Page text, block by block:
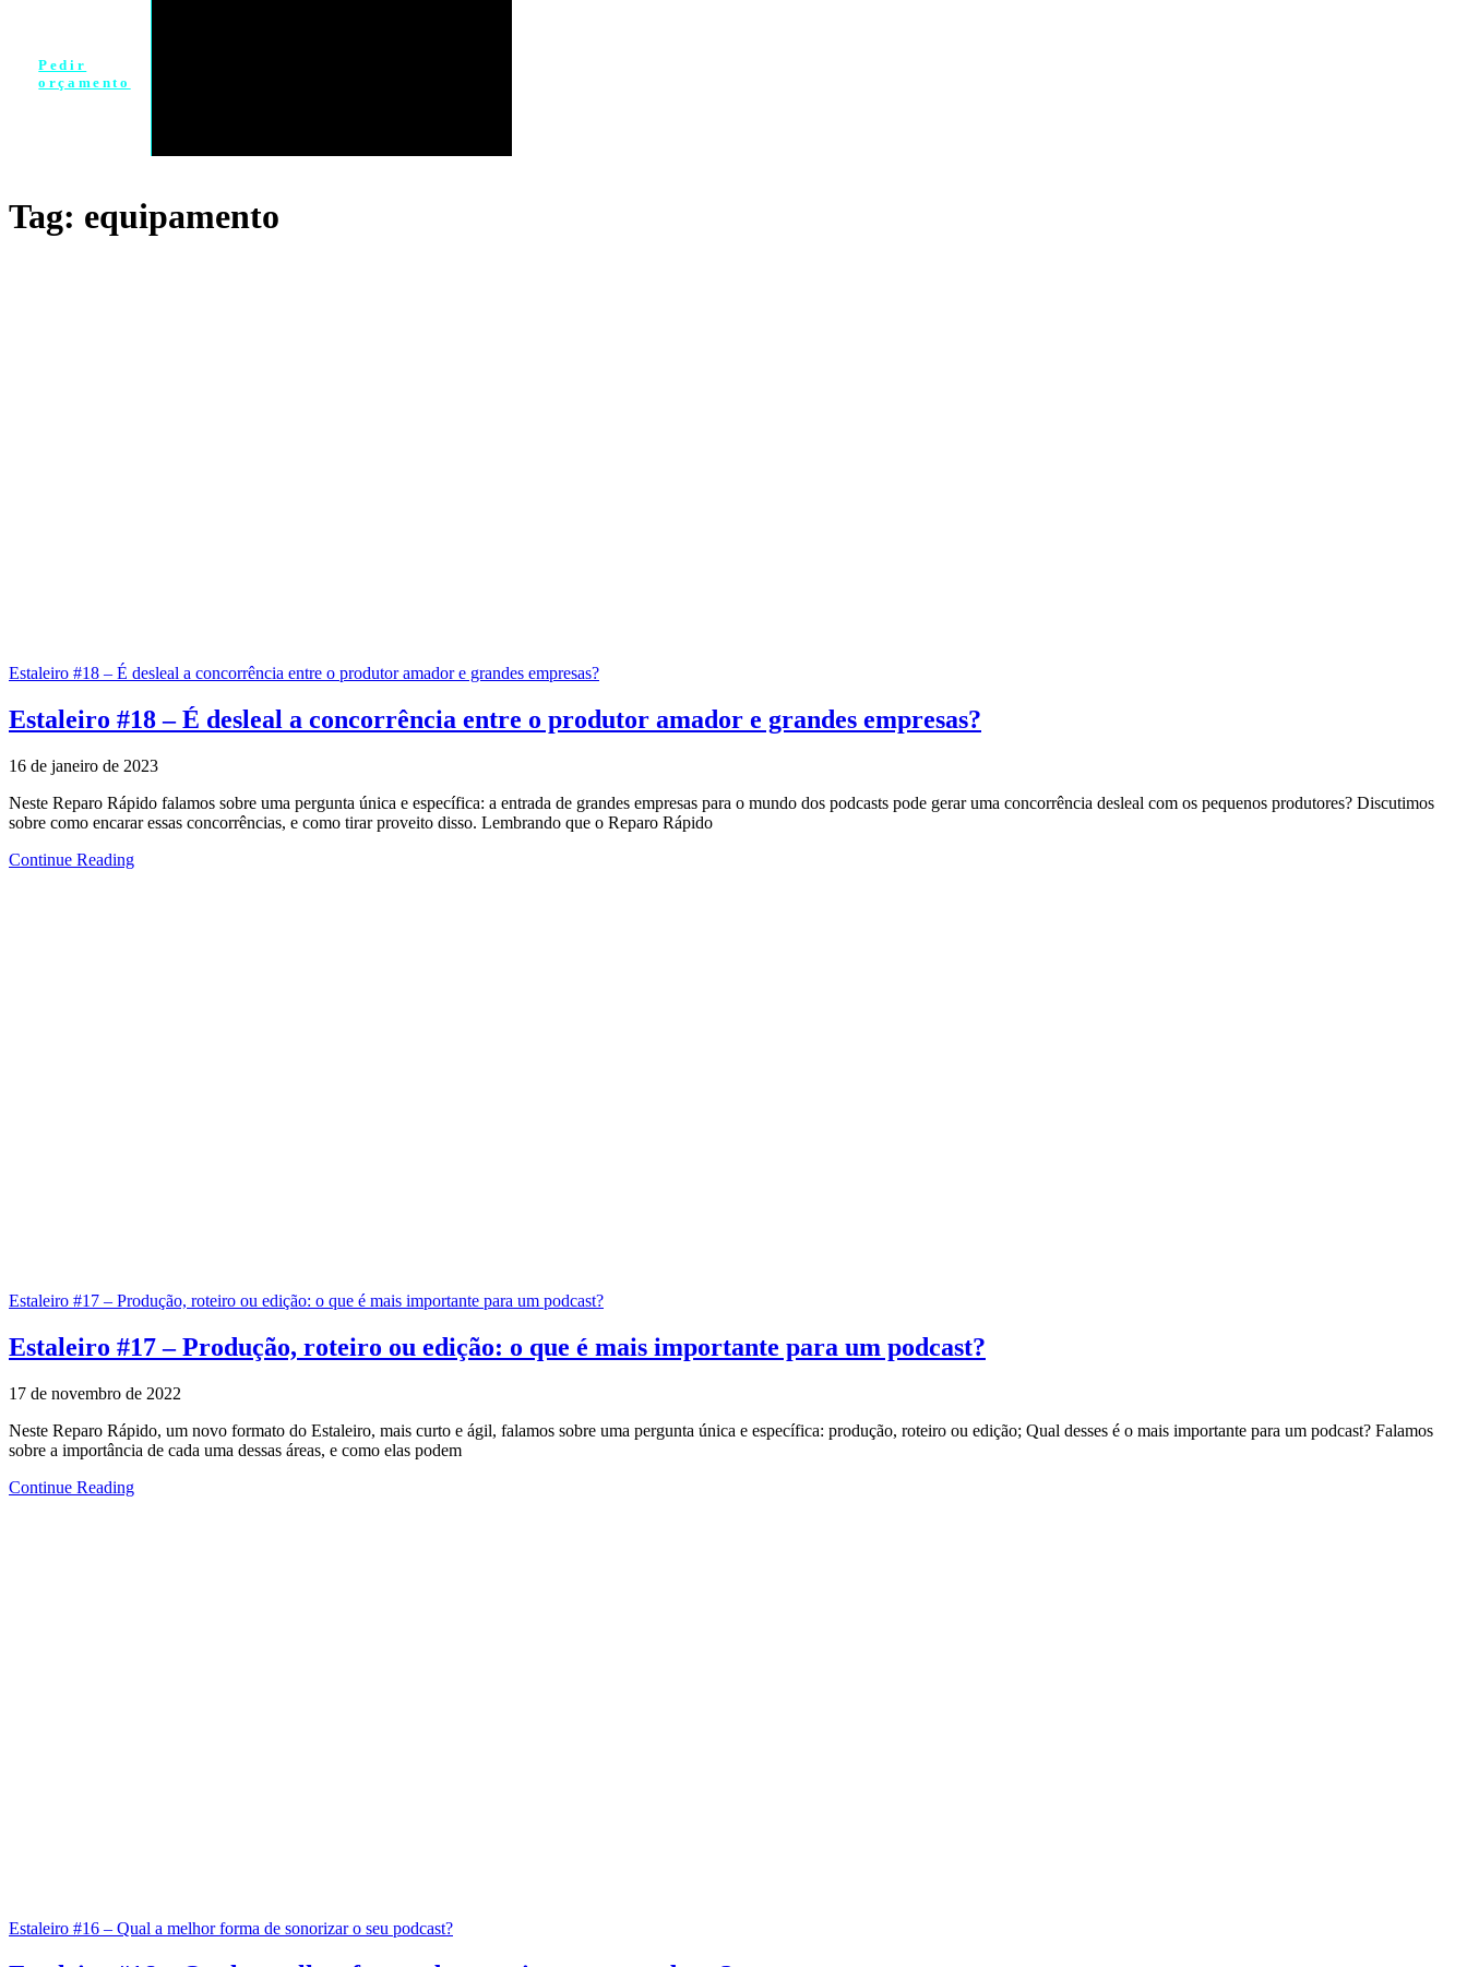
Pedir
orçamento
Tag: equipamento
Estaleiro #18 – É desleal a concorrência entre o produtor amador e grandes empresas?
Estaleiro #18 – É desleal a concorrência entre o produtor amador e grandes empresas?
16 de janeiro de 2023
Neste Reparo Rápido falamos sobre uma pergunta única e específica: a entrada de grandes empresas para o mundo dos podcasts pode gerar uma concorrência desleal com os pequenos produtores? Discutimos
sobre como encarar essas concorrências, e como tirar proveito disso. Lembrando que o Reparo Rápido
Continue Reading
Estaleiro #17 – Produção, roteiro ou edição: o que é mais importante para um podcast?
Estaleiro #17 – Produção, roteiro ou edição: o que é mais importante para um podcast?
17 de novembro de 2022
Neste Reparo Rápido, um novo formato do Estaleiro, mais curto e ágil, falamos sobre uma pergunta única e específica: produção, roteiro ou edição; Qual desses é o mais importante para um podcast? Falamos
sobre a importância de cada uma dessas áreas, e como elas podem
Continue Reading
Estaleiro #16 – Qual a melhor forma de sonorizar o seu podcast?